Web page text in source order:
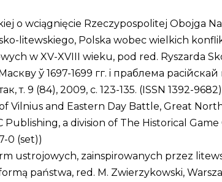
o wciągnięcie Rzeczypospolitej Obojga
litewskiego, Polska wobec wielkich
w XV-XVIII wieku, pod red. Ryszarda
ў 1697-1699 гг. i праблема
т. 9 (84), 2009, с. 123-135. (ISSN 1392-9682)
Vilnius and Eastern Day Battle, Great
Publishing, a division of The Historical
0 (set))
ustrojowych, zainspirowanych przez
państwa, red. M. Zwierzykowski,